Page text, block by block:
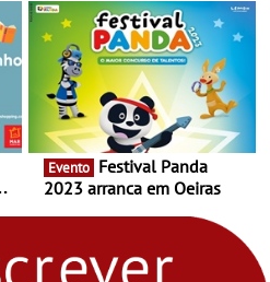
29 de abril, às 21h00
Evento
2023 arranca em Oeiras